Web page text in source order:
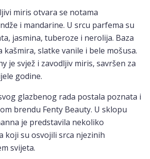
miris otvara se notama
i mandarine. U srcu parfema su
jasmina, tuberoze i nerolija. Baza
kašmira, slatke vanile i bele mošusa.
je svjež i zavodljiv miris, savršen za
godine.
glazbenog rada postala poznata i
brendu Fenty Beauty. U sklopu
je predstavila nekoliko
koji su osvojili srca njezinih
svijeta.